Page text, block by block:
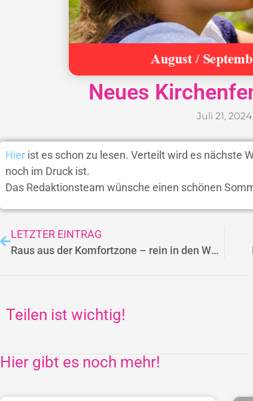
Neues
Juli 21, 2024
Hier ist es schon zu lesen. Verteilt wird es nächste
noch im Druck ist.
Das Redaktionsteam wünsche einen schönen
LETZTER EINTRAG
Raus aus der Komfortzone – rein in den Wald!
Teilen ist wichtig!
Hier gibt es noch mehr!